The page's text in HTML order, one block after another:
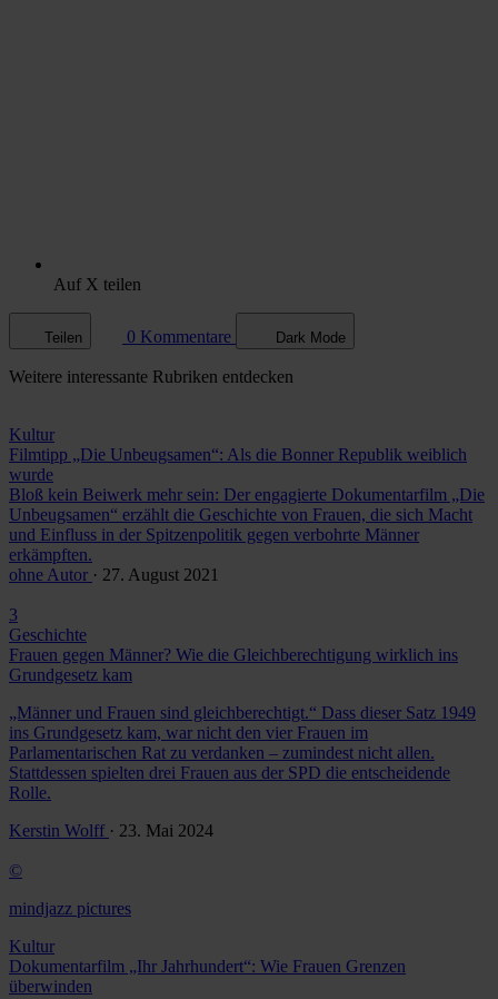
Auf X teilen
Teilen 0 Kommentare Dark Mode
Weitere interessante Rubriken entdecken
Kultur
Filmtipp „Die Unbeugsamen“: Als die Bonner Republik weiblich
wurde
Bloß kein Beiwerk mehr sein: Der engagierte Dokumentarfilm „Die
Unbeugsamen“ erzählt die Geschichte von Frauen, die sich Macht
und Einfluss in der Spitzenpolitik gegen verbohrte Männer
erkämpften.
ohne Autor · 27. August 2021
3
Geschichte
Frauen gegen Männer? Wie die Gleichberechtigung wirklich ins
Grundgesetz kam
„Männer und Frauen sind gleichberechtigt.“ Dass dieser Satz 1949
ins Grundgesetz kam, war nicht den vier Frauen im
Parlamentarischen Rat zu verdanken – zumindest nicht allen.
Stattdessen spielten drei Frauen aus der SPD die entscheidende
Rolle.
Kerstin Wolff · 23. Mai 2024
©
mindjazz pictures
Kultur
Dokumentarfilm „Ihr Jahrhundert“: Wie Frauen Grenzen
überwinden